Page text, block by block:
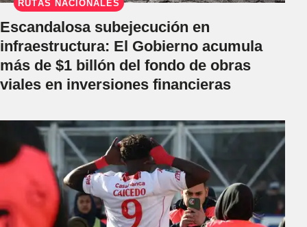
RUTAS NACIONALES
Escandalosa subejecución en
infraestructura: El Gobierno acumula
más de $1 billón del fondo de obras
viales en inversiones financieras